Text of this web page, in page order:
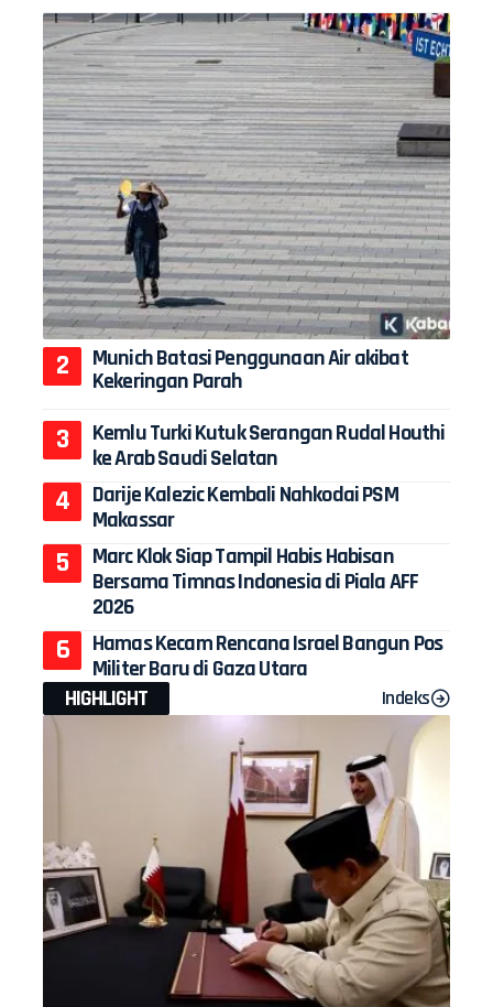
Munich Batasi Penggunaan Air akibat
Kekeringan Parah
Kemlu Turki Kutuk Serangan Rudal Houthi
ke Arab Saudi Selatan
Darije Kalezic Kembali Nahkodai PSM
Makassar
Marc Klok Siap Tampil Habis Habisan
Bersama Timnas Indonesia di Piala AFF
2026
Hamas Kecam Rencana Israel Bangun Pos
Militer Baru di Gaza Utara
HIGHLIGHT
Indeks